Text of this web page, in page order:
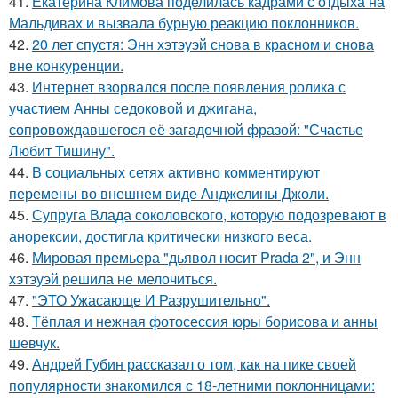
Мальдивах и вызвала бурную реакцию поклонников.
42. 20 лет спустя: Энн хэтэуэй снова в красном и снова
вне конкуренции.
43. Интернет взорвался после появления ролика с
участием Анны седоковой и джигана,
сопровождавшегося её загадочной фразой: "Счастье
Любит Тишину".
44. В социальных сетях активно комментируют
перемены во внешнем виде Анджелины Джоли.
45. Супруга Влада соколовского, которую подозревают в
анорексии, достигла критически низкого веса.
46. Мировая премьера "дьявол носит Prada 2", и Энн
хэтэуэй решила не мелочиться.
47. "ЭТО Ужасающе И Разрушительно".
48. Тёплая и нежная фотосессия юры борисова и анны
шевчук.
49. Андрей Губин рассказал о том, как на пике своей
популярности знакомился с 18-летними поклонницами: